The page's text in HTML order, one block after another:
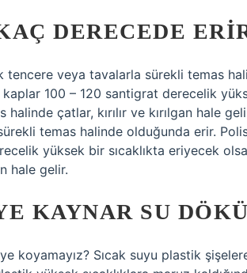
DERECEDE
tencere veya tavalarla sürekli temas
100 – 120 santigrat derecelik
halinde çatlar, kırılır ve kırılgan hale
temas halinde olduğunda erir.
yüksek bir sıcaklıkta eriyecek
hale gelir.
KAYNAR SU
koyamayız? Sıcak suyu plastik